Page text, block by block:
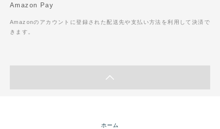
Amazon Pay
Amazonのアカウントに登録された配送先や支払い方法を利用して決済で
きます。
ホーム